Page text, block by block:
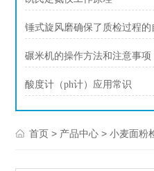
锤式旋风磨确保了质检过程的
碾米机的操作方法和注意事项
酸度计（ph计）应用常识
首页 > 产品中心 >小麦面粉